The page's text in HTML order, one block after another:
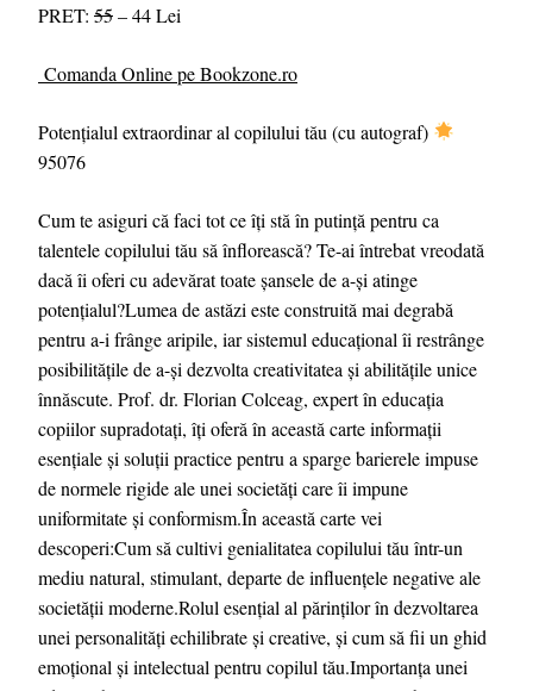
PRET: 55– 44 Lei
Comanda Online pe Bookzone.ro
Potențialul extraordinar al copilului tău (cu autograf)
95076
Cum te asiguri că faci tot ce îți stă în putință pentru ca
talentele copilului tău să înflorească? Te-ai întrebat vreodată
dacă îi oferi cu adevărat toate șansele de a-și atinge
potențialul?Lumea de astăzi este construită mai degrabă
pentru a-i frânge aripile, iar sistemul educațional îi restrânge
posibilitățile de a-și dezvolta creativitatea și abilitățile unice
înnăscute. Prof. dr. Florian Colceag, expert în educația
copiilor supradotați, îți oferă în această carte informații
esențiale și soluții practice pentru a sparge barierele impuse
de normele rigide ale unei societăți care îi impune
uniformitate și conformism.În această carte vei
descoperi:Cum să cultivi genialitatea copilului tău într-un
mediu natural, stimulant, departe de influențele negative ale
societății moderne.Rolul esențial al părinților în dezvoltarea
unei personalități echilibrate și creative, și cum să fii un ghid
emoțional și intelectual pentru copilul tău.Importanța unei